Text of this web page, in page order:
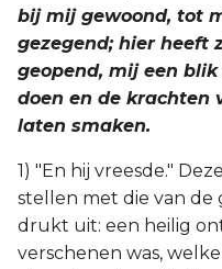
bij mij gewoond, tot
gezegend; hier heeft
geopend, mij een
doen en de krachten
laten smaken.
1) "En hij vreesde."
stellen met die van de
drukt uit: een heilig
verschenen was,